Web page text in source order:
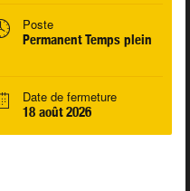
Poste
Permanent Temps plein
Date de fermeture
18 août 2026